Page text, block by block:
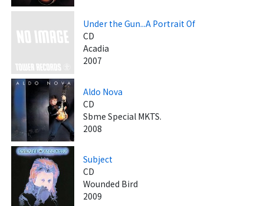
Under the Gun...A Portrait Of
CD
Acadia
2007
Aldo Nova
CD
Sbme Special MKTS.
2008
Subject
CD
Wounded Bird
2009